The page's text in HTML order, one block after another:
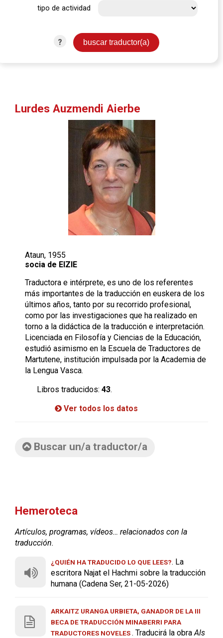
tipo de actividad
?
Lurdes Auzmendi Aierbe
Ataun, 1955
socia de EIZIE
Traductora e intérprete, es uno de los referentes
más importantes de la traducción en euskera de los
últimos años, tanto por su recorrido profesional,
como por las investigaciones que ha realizado en
torno a la didáctica de la traducción e interpretación.
Licenciada en Filosofía y Ciencias de la Educación,
estudió asimismo en la Escuela de Traductores de
Martutene, institución impulsada por la Academia de
la Lengua Vasca.
Libros traducidos: 43.
Ver todos los datos
Buscar un/a traductor/a
Hemeroteca
Artículos, programas, vídeos… relacionados con la
traducción.
¿QUIÉN HA TRADUCIDO LO QUE LEES?. La
escritora Najat el Hachmi sobre la traducción
humana (Cadena Ser, 21-05-2026)
ARKAITZ URANGA URBIETA, GANADOR DE LA III
BECA DE TRADUCCIÓN MINABERRI PARA
TRADUCTORES NOVELES . Traducirá la obra Als